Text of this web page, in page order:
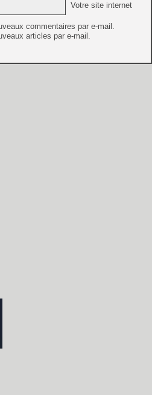
Votre site internet
commentaires par e-mail.
articles par e-mail.